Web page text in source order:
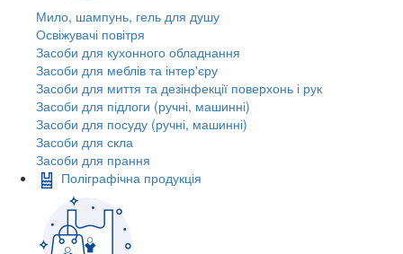
Мило, шампунь, гель для душу
Освіжувачі повітря
Засоби для кухонного обладнання
Засоби для меблів та інтер'єру
Засоби для миття та дезінфекції поверхонь і рук
Засоби для підлоги (ручні, машинні)
Засоби для посуду (ручні, машинні)
Засоби для скла
Засоби для прання
Поліграфічна продукція